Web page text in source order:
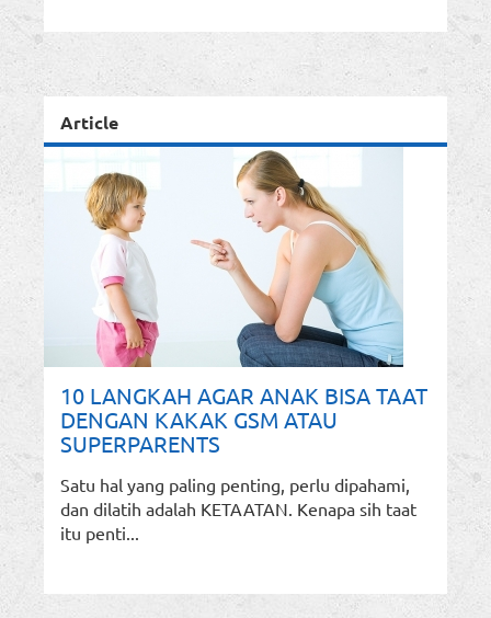
Article
10 LANGKAH AGAR ANAK BISA TAAT
DENGAN KAKAK GSM ATAU
SUPERPARENTS
Satu hal yang paling penting, perlu dipahami,
dan dilatih adalah KETAATAN. Kenapa sih taat
itu penti...